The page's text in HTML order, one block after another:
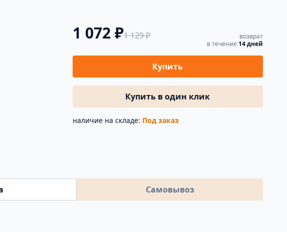
1 072 ₽1 129 ₽
возврат
в течение 14 дней
Купить
Купить в один клик
наличие на складе: Под заказ
Самовывоз